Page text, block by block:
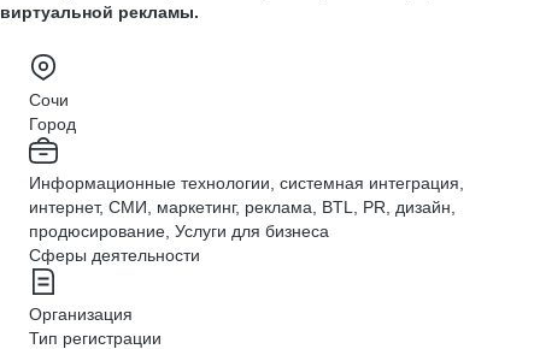
виртуальной рекламы.
Сочи
Город
Информационные технологии, системная интеграция,
интернет, СМИ, маркетинг, реклама, BTL, PR, дизайн,
продюсирование, Услуги для бизнеса
Сферы деятельности
Организация
Тип регистрации